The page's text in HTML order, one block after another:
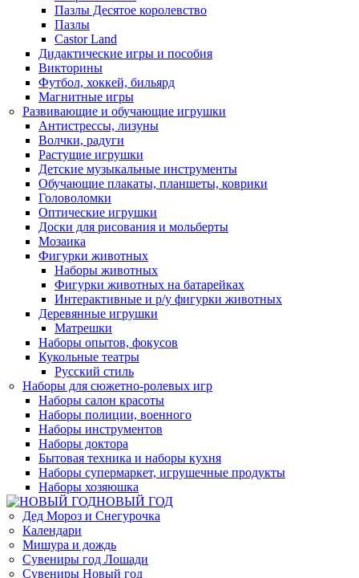
Пазлы Десятое королевство
Пазлы
Castor Land
Дидактические игры и пособия
Викторины
Футбол, хоккей, бильярд
Магнитные игры
Развивающие и обучающие игрушки
Антистрессы, лизуны
Волчки, радуги
Растущие игрушки
Детские музыкальные инструменты
Обучающие плакаты, планшеты, коврики
Головоломки
Оптические игрушки
Доски для рисования и мольберты
Мозаика
Фигурки животных
Наборы животных
Фигурки животных на батарейках
Интерактивные и р/у фигурки животных
Деревянные игрушки
Матрешки
Наборы опытов, фокусов
Кукольные театры
Русский стиль
Наборы для сюжетно-ролевых игр
Наборы салон красоты
Наборы полиции, военного
Наборы инструментов
Наборы доктора
Бытовая техника и наборы кухня
Наборы супермаркет, игрушечные продукты
Наборы хозяюшка
НОВЫЙ ГОД
Дед Мороз и Снегурочка
Календари
Мишура и дождь
Сувениры год Лошади
Сувениры Новый год